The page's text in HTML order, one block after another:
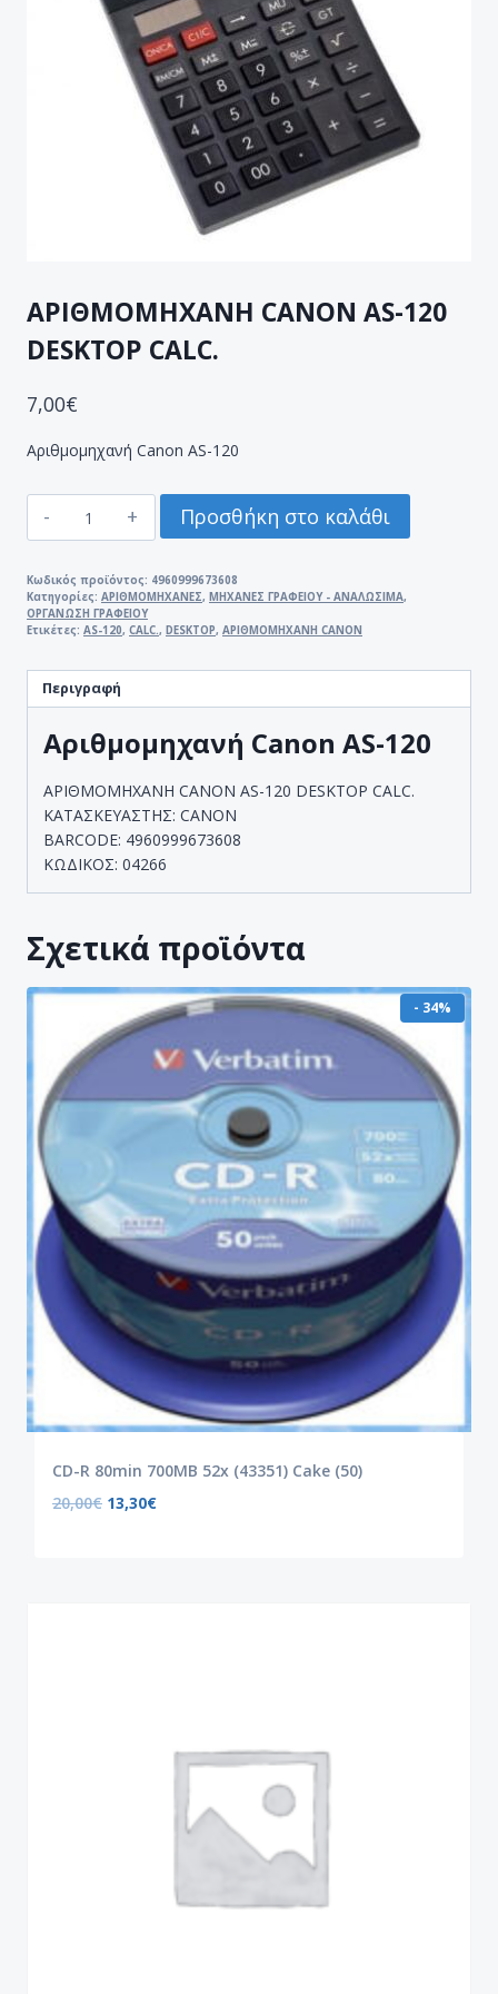
ΑΡΙΘΜΟΜΗΧΑΝΗ CANON AS-120
DESKTOP CALC.
7,00€
Αριθμομηχανή Canon AS-120
ΑΡΙΘΜΟΜΗΧΑΝΗ
CANON
120
DESKTOP
CALC.
Προσθήκη στο καλάθι
Κωδικός προϊόντος: 4960999673608
Κατηγορίες: ΑΡΙΘΜΟΜΗΧΑΝΕΣ, ΜΗΧΑΝΕΣ ΓΡΑΦΕΙΟΥ - ΑΝΑΛΩΣΙΜΑ,
ΟΡΓΑΝΩΣΗ ΓΡΑΦΕΙΟΥ
Ετικέτες: AS-120, CALC., DESKTOP, ΑΡΙΘΜΟΜΗΧΑΝΗ CANON
Περιγραφή
Αριθμομηχανή Canon AS-120
ΑΡΙΘΜΟΜΗΧΑΝΗ CANON AS-120 DESKTOP CALC.
ΚΑΤΑΣΚΕΥΑΣΤΗΣ: CANON
BARCODE: 4960999673608
ΚΩΔΙΚΟΣ: 04266
Σχετικά προϊόντα
- 34%
CD-R 80min 700MB 52x (43351) Cake (50)
20,00€ 13,30€